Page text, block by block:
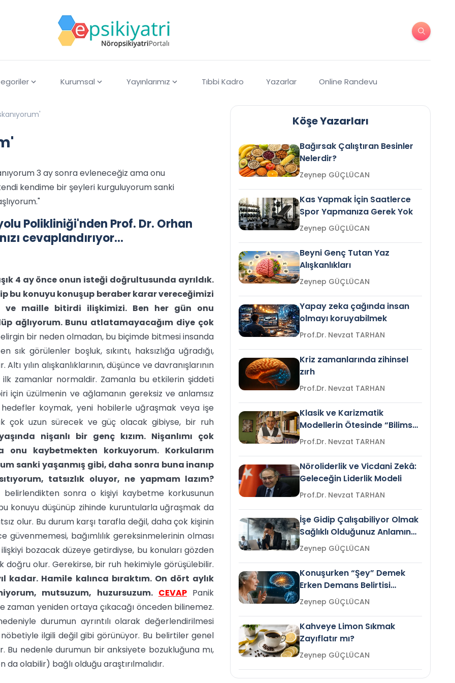
Kurumsal Yayınlarımız Tıbbi Kadro Yazarlar Online Randevu
3 ay sonra evleneceğiz ama onu
kendime bir şeyleri kurguluyorum sanki
Polikliniği'nden Prof. Dr. Orhan
cevaplandırıyor…
4 ay önce onun isteği doğrultusunda ayrıldık.
bu konuyu konuşup beraber karar vereceğimizi
ve maille bitirdi ilişkimizi. Ben her gün onu
ağlıyorum. Bunu atlatamayacağım diye çok
bir neden olmadan, bu biçimde bitmesi insanda
görülenler boşluk, sıkıntı, haksızlığa uğradığı,
yılın alışkanlıklarının, düşünce ve davranışlarının
ilk zamanlar normaldir. Zamanla bu etkilerin şiddeti
için üzülmenin ve ağlamanın gereksiz ve anlamsız
koymak, yeni hobilerle uğraşmak veya işe
çok uzun sürecek ve güç olacak gibiyse, bir ruh
nişanlı bir genç kızım. Nişanlımı çok
onu kaybetmekten korkuyorum. Korkularım
sanki yaşanmış gibi, daha sonra buna inanıp
tatsızlık oluyor, ne yapmam lazım?
belirlendikten sonra o kişiyi kaybetme korkusunun
konuyu düşünüp zihinde kuruntularla uğraşmak da
olur. Bu durum karşı tarafla değil, daha çok kişinin
bağımlılık gereksinmelerinin olması
bozacak düzeye getirdiyse, bu konuları gözden
olur. Gerekirse, bir ruh hekimiyle görüşülebilir.
Hamile kalınca bıraktım. On dört aylık
mutsuzum, huzursuzum. CEVAPPanik
yeniden ortaya çıkacağı önceden bilinemez.
durumun ayrıntılı olarak değerlendirilmesi
ilgili değil gibi görünüyor. Bu belirtiler genel
nedenle durumun bir anksiyete bozukluğuna mı,
olabilir) bağlı olduğu araştırılmalıdır.
Köşe Yazarları
Bağırsak Çalıştıran Besinler
Nelerdir?
Zeynep GÜÇLÜCAN
Kas Yapmak İçin Saatlerce
Spor Yapmanıza Gerek Yok
Zeynep GÜÇLÜCAN
Beyni Genç Tutan Yaz
Alışkanlıkları
Zeynep GÜÇLÜCAN
Yapay zeka çağında insan
olmayı koruyabilmek
Prof.Dr. Nevzat TARHAN
Kriz zamanlarında zihinsel
zırh
Prof.Dr. Nevzat TARHAN
Klasik ve Karizmatik
Modellerin Ötesinde “Bilimsel
Liderlik”
Prof.Dr. Nevzat TARHAN
Nöroliderlik ve Vicdani Zekâ:
Geleceğin Liderlik Modeli
Prof.Dr. Nevzat TARHAN
İşe Gidip Çalışabiliyor Olmak
Sağlıklı Olduğunuz Anlamına
Gelir mi?Zeynep GÜÇLÜCAN
Konuşurken “Şey” Demek
Erken Demans Belirtisi
Olabilir mi?Zeynep GÜÇLÜCAN
Kahveye Limon Sıkmak
Zayıflatır mı?
Zeynep GÜÇLÜCAN